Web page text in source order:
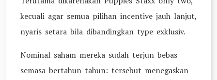
kecuali agar semua pilihan incentive jauh lanjut,
nyaris setara bila dibandingkan type exklusiv.
Nominal saham mereka sudah terjun bebas
semasa bertahun-tahun: tersebut menegaskan